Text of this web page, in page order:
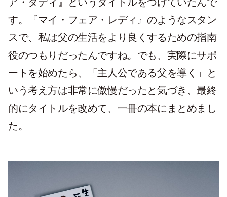
す。『マイ・フェア・レディ』のようなスタン
スで、私は父の生活をより良くするための指南
役のつもりだったんですね。でも、実際にサポ
ートを始めたら、「主人公である父を導く」と
いう考え方は非常に傲慢だったと気づき、最終
的にタイトルを改めて、一冊の本にまとめまし
た。